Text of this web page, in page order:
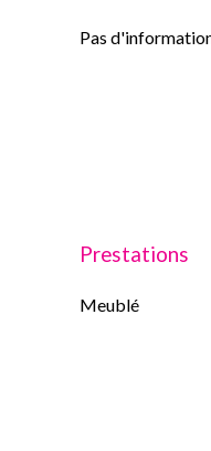
Pas
Prestations
Meublé